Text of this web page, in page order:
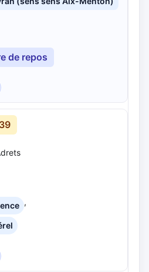
de repos
39
,